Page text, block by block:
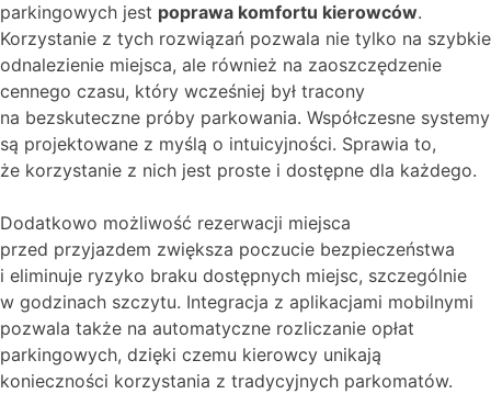
parkingowych jest poprawa komfortu kierowców.
Korzystanie z tych rozwiązań pozwala nie tylko na szybkie
odnalezienie miejsca, ale również na zaoszczędzenie
cennego czasu, który wcześniej był tracony
na bezskuteczne próby parkowania. Współczesne systemy
są projektowane z myślą o intuicyjności. Sprawia to,
że korzystanie z nich jest proste i dostępne dla każdego.
Dodatkowo możliwość rezerwacji miejsca
przed przyjazdem zwiększa poczucie bezpieczeństwa
i eliminuje ryzyko braku dostępnych miejsc, szczególnie
w godzinach szczytu. Integracja z aplikacjami mobilnymi
pozwala także na automatyczne rozliczanie opłat
parkingowych, dzięki czemu kierowcy unikają
konieczności korzystania z tradycyjnych parkomatów.